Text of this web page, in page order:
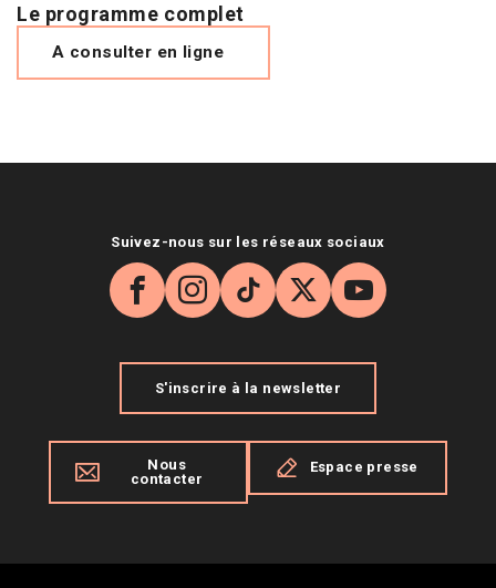
Le programme complet
A consulter en ligne
Suivez-nous sur les réseaux sociaux
Facebook
Instagram
TikTok
X YouTube
S'inscrire à la newsletter
Nous
contacter
Espace presse